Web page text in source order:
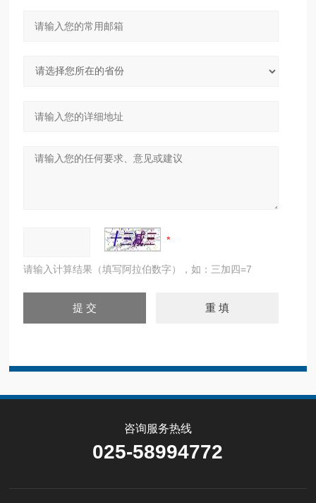
请输入计算结果（填写阿拉伯数字），如：三加四=7
咨询服务热线
025-58994772